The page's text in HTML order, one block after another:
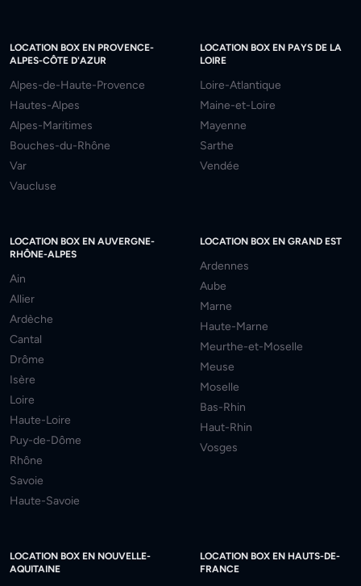
LOCATION BOX EN PROVENCE-
ALPES-CÔTE D'AZUR
Alpes-de-Haute-Provence
Hautes-Alpes
Alpes-Maritimes
Bouches-du-Rhône
Var
Vaucluse
LOCATION BOX EN PAYS DE LA
LOIRE
Loire-Atlantique
Maine-et-Loire
Mayenne
Sarthe
Vendée
LOCATION BOX EN AUVERGNE-
RHÔNE-ALPES
Ain
Allier
Ardèche
Cantal
Drôme
Isère
Loire
Haute-Loire
Puy-de-Dôme
Rhône
Savoie
Haute-Savoie
LOCATION BOX EN GRAND EST
Ardennes
Aube
Marne
Haute-Marne
Meurthe-et-Moselle
Meuse
Moselle
Bas-Rhin
Haut-Rhin
Vosges
LOCATION BOX EN NOUVELLE-
AQUITAINE
LOCATION BOX EN HAUTS-DE-
FRANCE